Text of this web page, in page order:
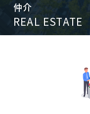
仲介
REAL ESTATE